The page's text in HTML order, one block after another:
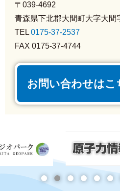
〒039-4692
青森県下北郡大間町大字大間
TEL 0175-37-2537
FAX 0175-37-4744
お問い合わせはこ